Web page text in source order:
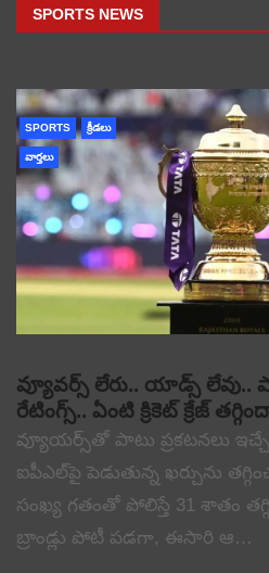
SPORTS NEWS
SPORTS క్రీడలు
వార్తలు
వ్యూవర్స్ లేరు.. యాడ్స్
రేటింగ్స్.. ఏంటి క్రికెట్ క్రేజ్
వ్యూయర్స్‌తో పాటు ప్రకటనలు
ఐపీఎల్‌పై పెడుతున్న ఖర్చును
సంఖ్య గతంతో పోలిస్తే 31 శాతం
బ్రాండ్లు పోటీ పడగా, ఈసారి ఆ…